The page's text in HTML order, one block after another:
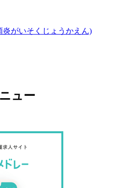
炎がいそくじょうかえん)
ュー